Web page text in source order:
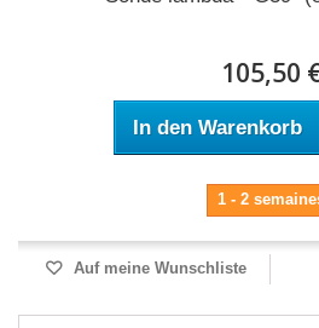
105,50
In den Warenkorb
1 - 2
Auf meine Wunschliste